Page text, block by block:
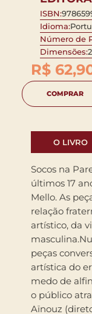
ISBN:
Idioma:
Número de
Dimensões:
R$
COMPRAR
O LIVRO
Socos na
últimos 17
Mello. As
relação
artístico, da
peças
artística do
medo de
o público
Aïnouz